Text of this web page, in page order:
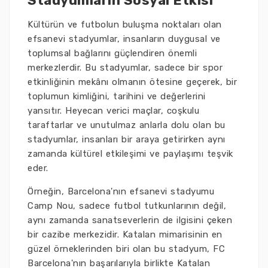
Kültürün ve futbolun buluşma noktaları olan
efsanevi stadyumlar, insanların duygusal ve
toplumsal bağlarını güçlendiren önemli
merkezlerdir. Bu stadyumlar, sadece bir spor
etkinliğinin mekânı olmanın ötesine geçerek, bir
toplumun kimliğini, tarihini ve değerlerini
yansıtır. Heyecan verici maçlar, coşkulu
taraftarlar ve unutulmaz anlarla dolu olan bu
stadyumlar, insanları bir araya getirirken aynı
zamanda kültürel etkileşimi ve paylaşımı teşvik
eder.
Örneğin, Barcelona'nın efsanevi stadyumu
Camp Nou, sadece futbol tutkunlarının değil,
aynı zamanda sanatseverlerin de ilgisini çeken
bir cazibe merkezidir. Katalan mimarisinin en
güzel örneklerinden biri olan bu stadyum, FC
Barcelona'nın başarılarıyla birlikte Katalan